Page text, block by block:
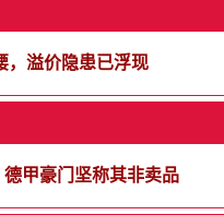
，溢价隐患已浮现
甲豪门坚称其非卖品